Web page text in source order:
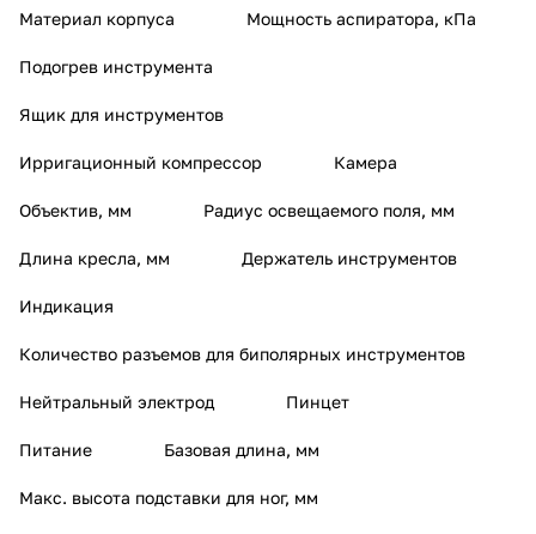
Материал корпуса Мощность аспиратора, кПа
Подогрев инструмента
Ящик для инструментов
Ирригационный компрессор Камера
Объектив, мм Радиус освещаемого поля, мм
Длина кресла, мм Держатель инструментов
Индикация
Количество разъемов для биполярных инструментов
Нейтральный электрод Пинцет
Питание Базовая длина, мм
Макс. высота подставки для ног, мм